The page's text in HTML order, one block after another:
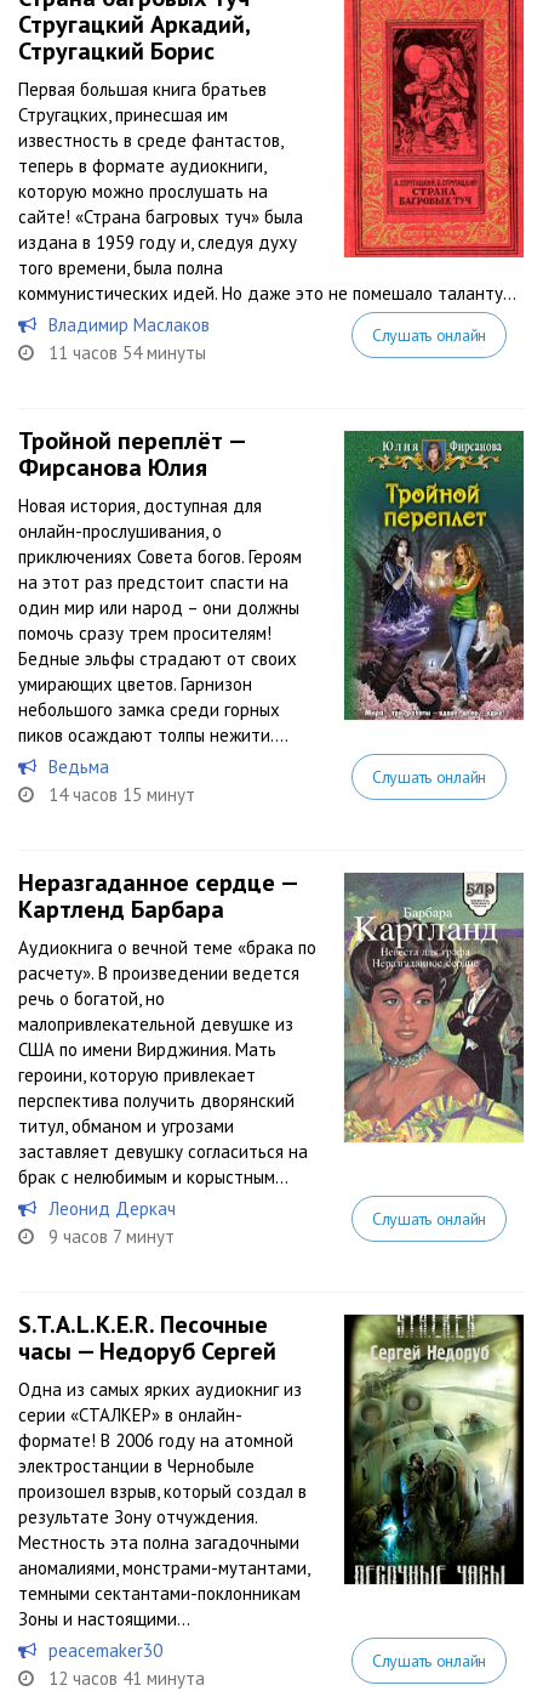
Стругацкий Аркадий,
Стругацкий Борис
Первая большая книга братьев
Стругацких, принесшая им
известность в среде фантастов,
теперь в формате аудиокниги,
которую можно прослушать на
сайте! «Страна багровых туч» была
издана в 1959 году и, следуя духу
того времени, была полна
коммунистических идей. Но даже это не помешало таланту...
Владимир Маслаков
11 часов 54 минуты
Слушать онлайн
Тройной переплёт —
Фирсанова Юлия
Новая история, доступная для
онлайн-прослушивания, о
приключениях Совета богов. Героям
на этот раз предстоит спасти на
один мир или народ – они должны
помочь сразу трем просителям!
Бедные эльфы страдают от своих
умирающих цветов. Гарнизон
небольшого замка среди горных
пиков осаждают толпы нежити....
Ведьма
14 часов 15 минут
Слушать онлайн
Неразгаданное сердце —
Картленд Барбара
Аудиокнига о вечной теме «брака по
расчету». В произведении ведется
речь о богатой, но
малопривлекательной девушке из
США по имени Вирджиния. Мать
героини, которую привлекает
перспектива получить дворянский
титул, обманом и угрозами
заставляет девушку согласиться на
брак с нелюбимым и корыстным...
Леонид Деркач
9 часов 7 минут
Слушать онлайн
S.T.A.L.K.E.R. Песочные
часы — Недоруб Сергей
Одна из самых ярких аудиокниг из
серии «СТАЛКЕР» в онлайн-
формате! В 2006 году на атомной
электростанции в Чернобыле
произошел взрыв, который создал в
результате Зону отчуждения.
Местность эта полна загадочными
аномалиями, монстрами-мутантами,
темными сектантами-поклонникам
Зоны и настоящими...
peacemaker30
12 часов 41 минута
Слушать онлайн